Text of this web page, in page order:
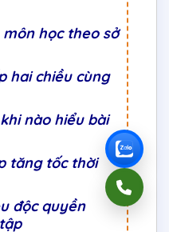
học theo sở
hai chiều cùng
nào hiểu bài
tăng tốc thời
độc quyền